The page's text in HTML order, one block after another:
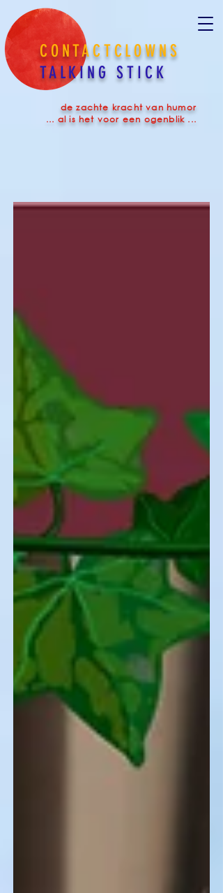
de zachte kracht van humor
... al is het voor een ogenblik ...
CONTACTCLOWNS
TALKING STICK